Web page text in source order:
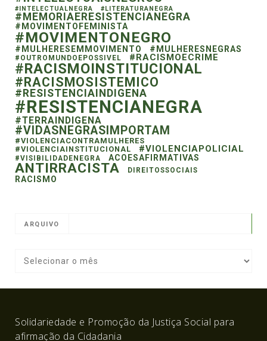
#INTELECTUALNEGRA #LITERATURANEGRA
#MEMORIAERESISTENCIANEGRA
#MOVIMENTOFEMINISTA
#MOVIMENTONEGRO
#MULHERESEMMOVIMENTO #MULHERESNEGRAS
#OUTROMUNDOEPOSSIVEL #RACISMOECRIME
#RACISMOINSTITUCIONAL
#RACISMOSISTEMICO
#RESISTENCIAINDIGENA
#RESISTENCIANEGRA
#TERRAINDIGENA
#VIDASNEGRASIMPORTAM
#VIOLENCIACONTRAMULHERES
#VIOLENCIAINSTITUCIONAL
#VIOLENCIAPOLICIAL
#VISIBILIDADENEGRA ACOESAFIRMATIVAS
ANTIRRACISTA DIREITOSSOCIAIS
RACISMO
ARQUIVO
Solidariedade e Promoção da Justiça Social para
afirmação da Cidadania